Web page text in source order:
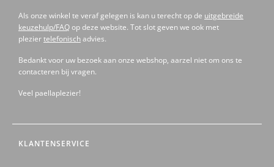
Als onze winkel te veraf gelegen is kan u terecht op de uitgebreide
keuzehulp/FAQop deze website. Tot slot geven we ook met
pleziertelefonischadvies.
Bedankt voor uw bezoek aan onze webshop, aarzel niet om ons te
contacteren bij vragen.
Veel paellaplezier!
KLANTENSERVICE